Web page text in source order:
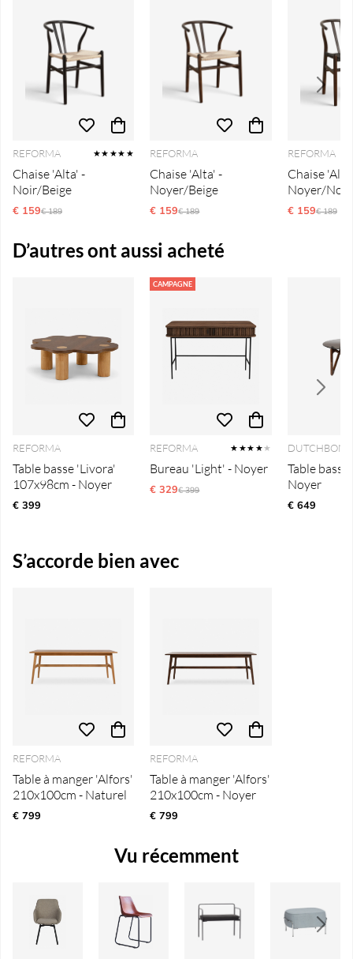
REFORMA ★★★★★
Chaise 'Alta' -
Noir/Beige
€ 159Ordinarie pris:
€ 189
REFORMA
Chaise 'Alta' -
Noyer/Beige
€ 159Ordinarie pris:
€ 189
REFORMA
Chaise
Noyer/Noir
€ 159€ 189
D’autres ont aussi acheté
REFORMA
Table basse 'Livora'
107x98cm - Noyer
€ 399
CAMPAGNE
REFORMA ★★★★★
Bureau 'Light' - Noyer
€ 329Ordinarie pris:
€ 399
Table
Noyer
€ 649
S’accorde bien avec
REFORMA
Table à manger 'Alfors'
210x100cm - Naturel
€ 799
REFORMA
Table à manger 'Alfors'
210x100cm - Noyer
€ 799
Vu récemment